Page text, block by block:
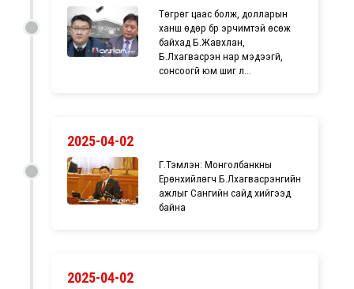
Төгрөг цаас болж, долларын
ханш өдөр бүр эрчимтэй өсөж
байхад Б.Жавхлан,
Б.Лхагвасүрэн нар мэдээгүй,
сонсоогүй юм шиг л...
2025-04-02
Г.Тэмүүлэн: Монголбанкны
Ерөнхийлөгч Б.Лхагвасүрэнгийн
ажлыг Сангийн сайд хийгээд
байна
2025-04-02